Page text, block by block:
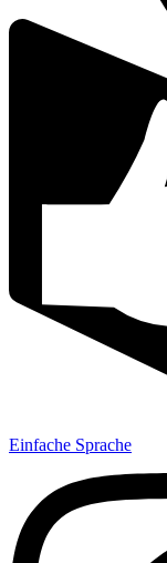
Einfache Sprache